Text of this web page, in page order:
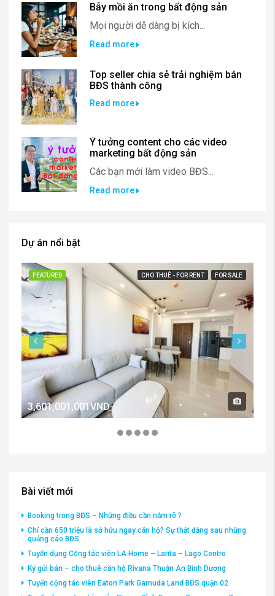
Bẫy mồi ăn trong bất động sản
Mọi người dễ dàng bị kích...
Read more
Top seller chia sẻ trải nghiệm bán
BĐS thành công
Read more
Ý tưởng content cho các video
marketing bất động sản
Các bạn mới làm video BĐS...
Read more
Dự án nổi bật
FEATURED CHO THUÊ - FOR RENT FOR SALE
3,601,001,001VND
Bài viết mới
Booking trong BĐS – Những điều cần nắm rõ ?
Chỉ cần 650 triệu là sở hữu ngay căn hộ? Sự thật đằng sau những
quảng cáo BĐS
Tuyển dụng Cộng tác viên LA Home – Larita – Lago Centro
Ký gửi bán – cho thuê căn hộ Rivana Thuận An Bình Dương
Tuyển cộng tác viên Eaton Park Gamuda Land BĐS quận 02